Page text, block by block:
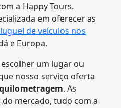
a Happy Tours.
em oferecer as
de veículos nos
e Europa.
um lugar ou
nosso serviço oferta
. As
mercado, tudo com a